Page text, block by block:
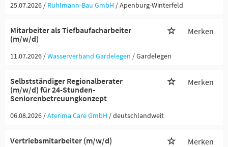
25.07.2026 / Rühlmann-Bau GmbH / Apenburg-Winterfeld
Mitarbeiter als Tiefbaufacharbeiter
(m/w/d)
Merken
11.07.2026 /Wasserverband Gardelegen / Gardelegen
Selbstständiger Regionalberater
(m/w/d) für 24-Stunden-
Seniorenbetreuungkonzept
Merken
06.08.2026 /Aterima Care GmbH / deutschlandweit
Vertriebsmitarbeiter (m/w/d) Merken